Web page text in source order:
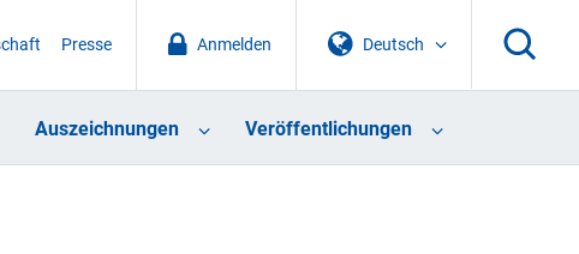
Deutsch
Anmelden
Presse
Auszeichnungen Veröffentlichungen